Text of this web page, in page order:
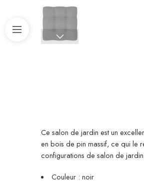
Ce salon de jardin est un
en bois de pin massif, ce qui le
configurations de salon de
Couleur : noir